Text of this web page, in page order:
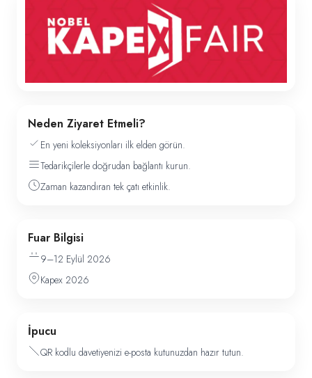
Neden Ziyaret Etmeli?
En yeni koleksiyonları ilk elden görün.
Tedarikçilerle doğrudan bağlantı kurun.
Zaman kazandıran tek çatı etkinlik.
Fuar Bilgisi
9–12 Eylül 2026
Kapex 2026
İpucu
QR kodlu davetiyenizi e-posta kutunuzdan hazır tutun.